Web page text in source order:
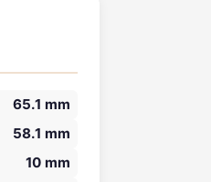
65.1 mm
58.1 mm
10 mm